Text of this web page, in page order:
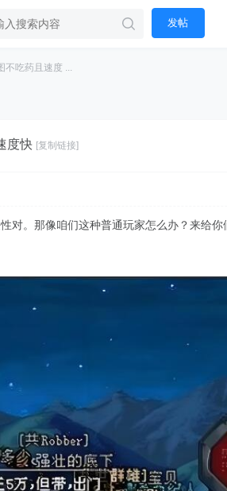
发帖
不吃药且速度 ...
度快 [复制链接]
对。那像咱们这种普通玩家怎么办？来给